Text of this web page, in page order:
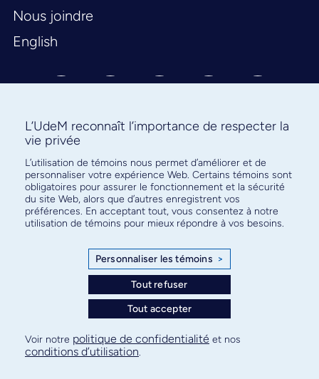
Nous joindre
English
Abonnez-vous à notre infolettre
pour connaître l’actualité facultaire
Plan de site
Confidentialité
L’UdeM reconnaît l’importance de respecter la
vie privée
L’utilisation de témoins nous permet d’améliorer et de
personnaliser votre expérience Web. Certains témoins sont
obligatoires pour assurer le fonctionnement et la sécurité
du site Web, alors que d’autres enregistrent vos
préférences. En acceptant tout, vous consentez à notre
utilisation de témoins pour mieux répondre à vos besoins.
Personnaliser les témoins >
Tout refuser
Tout accepter
Voir notre politique de confidentialité et nos
conditions d’utilisation.